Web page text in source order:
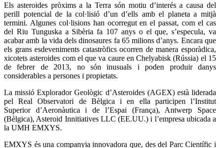
Els asteroides pròxims a la Terra són motiu d’interés a causa del
perill potencial de la col·lisió d’un d’ells amb el planeta a mitjà
termini. Algunes col·lisions han ocorregut en el passat, com el cas
del Riu Tunguska a Sibèria fa 107 anys o el que, s’especula, va
acabar amb la vida dels dinosaures fa 65 milions d’anys. Encara que
els grans esdeveniments catastròfics ocorren de manera esporàdica,
xicotets asteroides com el que va caure en Chelyabisk (Rússia) el 15
de febrer de 2013, no són inusuals i poden produir danys
considerables a persones i propietats.
La missió Explorador Geològic d’Asteroides (AGEX) està liderada
pel Real Observatori de Bèlgica i en ella participen l’Institut
Superior d’Aeronàutica i de l’Espai (França), Antwerp Space
(Bèlgica), Asteroid Innitiatives LLC (EE.UU.) i l’empresa ubicada a
la UMH EMXYS.
EMXYS és una companyia innovadora que, des del Parc Científic i